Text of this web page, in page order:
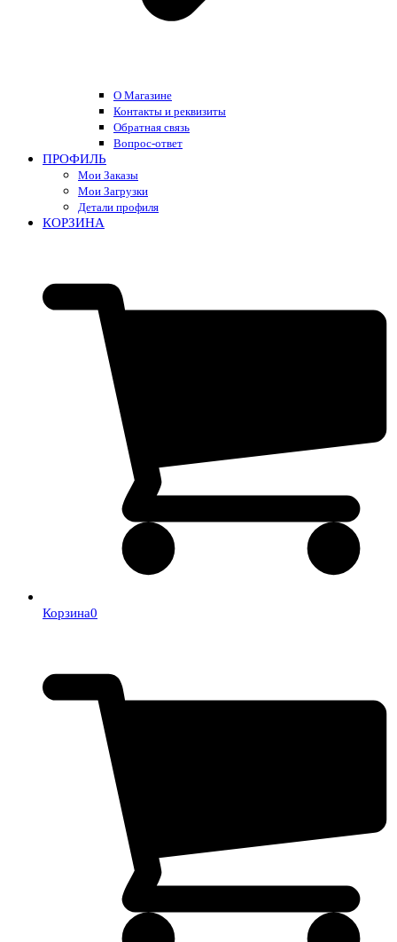
О Магазине
Контакты и реквизиты
Обратная связь
Вопрос-ответ
ПРОФИЛЬ
Мои Заказы
Мои Загрузки
Детали профиля
КОРЗИНА
Корзина0